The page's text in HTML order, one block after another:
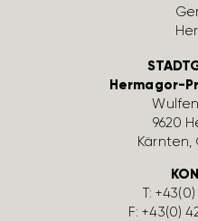
Hermagor-
9620
T:
F: +43(0)